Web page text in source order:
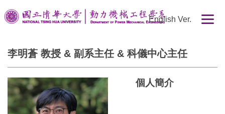
跳
到
內
容
區
English Ver.
李明蒼 教授 & 副系主任 & 科儀中心主任
個人簡介